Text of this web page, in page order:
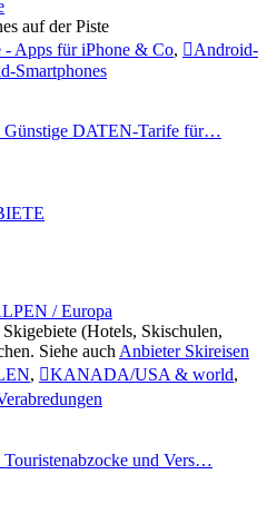
auf der Piste
- Apps für iPhone & Co,
Android-
Smartphones
Günstige DATEN-Tarife für…
/ Europa
(Hotels, Skischulen,
Siehe auchAnbieter Skireisen
, KANADA/USA & world,
Touristenabzocke und Vers…